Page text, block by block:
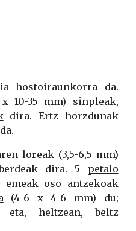
hostoiraunkorra da.
10-35 mm) sinpleak,
dira. Ertz horzdunak
loreak (3,5-6,5 mm)
dira. 5 petalo
oso antzekoak
(4-6 x 4-6 mm) du;
heltzean, beltz